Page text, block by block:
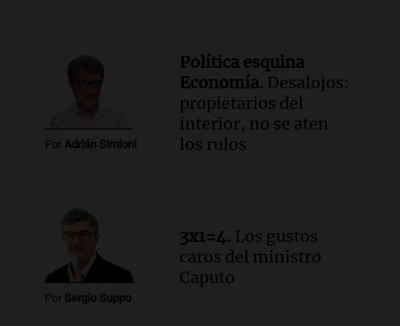
Tucumán: destruyeron 433 luminarias
públicas en 14 meses
Episodios
Audio.Una mujer murió cuando
Panorama Federal
Episodios
Por Adrián Simioni
Política esquina
Economía. Desalojos:
propietarios del
interior, no se aten
los rulos
Por Sergio Suppo
3x1=4. Los gustos
caros del ministro
Caputo